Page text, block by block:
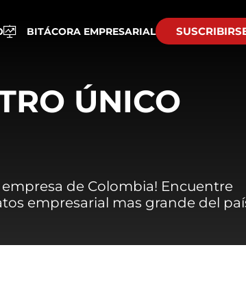
BITÁCORA EMPRESARIAL
ÚNICO
de Colombia! Encuentre
empresarial mas grande del